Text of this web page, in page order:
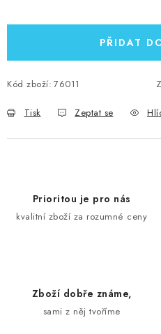
PŘIDAT
Kód zboží: 76011
Tisk Zeptat se
Prioritou je pro nás
kvalitní zboží za rozumné ceny
Zboží dobře známe,
sami z něj tvoříme